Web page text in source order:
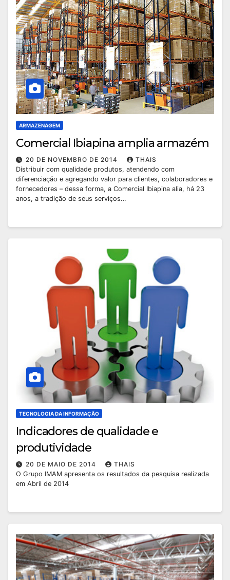
ARMAZENAGEM
Comercial Ibiapina amplia armazém
20 DE NOVEMBRO DE 2014
THAIS
Distribuir com qualidade produtos, atendendo com
diferenciação e agregando valor para clientes, colaboradores e
fornecedores – dessa forma, a Comercial Ibiapina alia, há 23
anos, a tradição de seus serviços…
TECNOLOGIA DA INFORMAÇÃO
Indicadores de qualidade e
produtividade
20 DE MAIO DE 2014
THAIS
O Grupo IMAM apresenta os resultados da pesquisa realizada
em Abril de 2014